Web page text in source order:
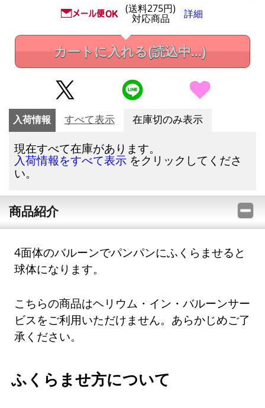
(送料275円)
対応商品 詳細
カートに入れる(読込中...)
入荷情報 すべて表示 在庫切のみ表示
現在すべて在庫があります。
入荷情報をすべて表示 をクリックしてくださ
い。
商品紹介
4面体のバルーンでパンパンにふくらませると
球体になります。
こちらの商品はヘリウム・イン・バルーンサー
ビスをご利用いただけません。あらかじめご了
承ください。
ふくらませ方について